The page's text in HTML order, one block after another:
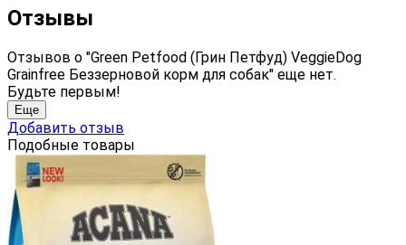
Отзывы
Отзывов о "Green Petfood (Грин Петфуд) VeggieDog
Grainfree Беззерновой корм для собак" еще нет.
Будьте первым!
Еще
Добавить отзыв
Подобные товары